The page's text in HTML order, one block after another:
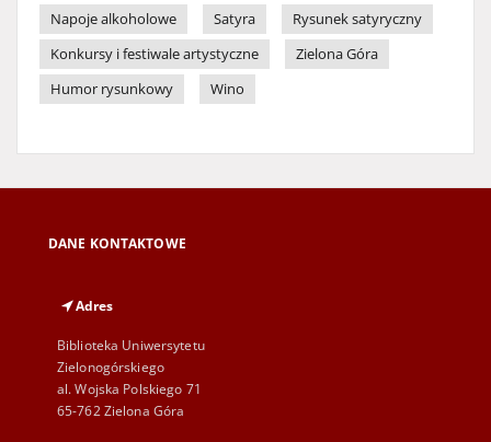
Napoje alkoholowe
Satyra
Rysunek satyryczny
Konkursy i festiwale artystyczne
Zielona Góra
Humor rysunkowy
Wino
DANE KONTAKTOWE
Adres
Biblioteka Uniwersytetu
Zielonogórskiego
al. Wojska Polskiego 71
65-762 Zielona Góra